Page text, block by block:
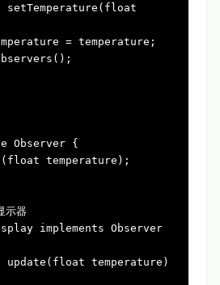
setTemperature( float
= temperature;
Observer {
float temperature) ;
器
implements Observer
update( float temperature)